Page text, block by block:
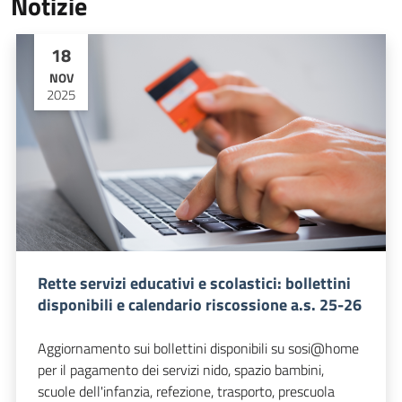
18
NOV
2025
Rette servizi educativi e scolastici: bollettini
disponibili e calendario riscossione a.s. 25-26
Aggiornamento sui bollettini disponibili su sosi@home
per il pagamento dei servizi nido, spazio bambini,
scuole dell'infanzia, refezione, trasporto, prescuola